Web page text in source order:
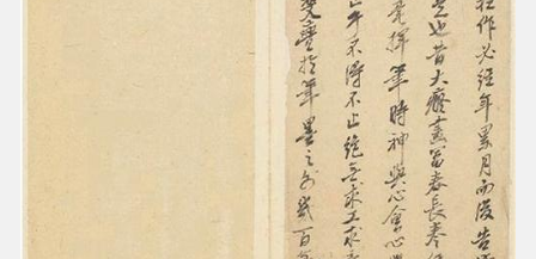
大家碑贴
国画技法